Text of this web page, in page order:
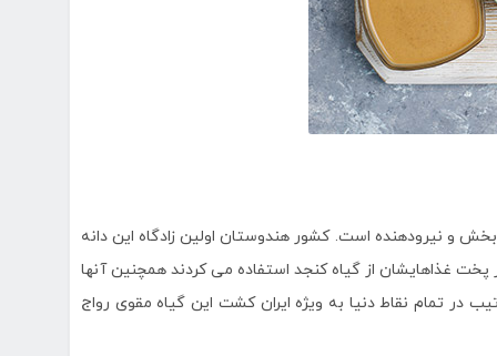
و نیرودهنده است. کشور هندوستان اولین زادگاه این دانه
1600 سال قبل از میلاد مسیح در پخت غذاهایشان از گیاه کنجد استفاده می کردند همچنین آنها
در تمام نقاط دنیا به ویژه ایران کشت این گیاه مقوی رواج